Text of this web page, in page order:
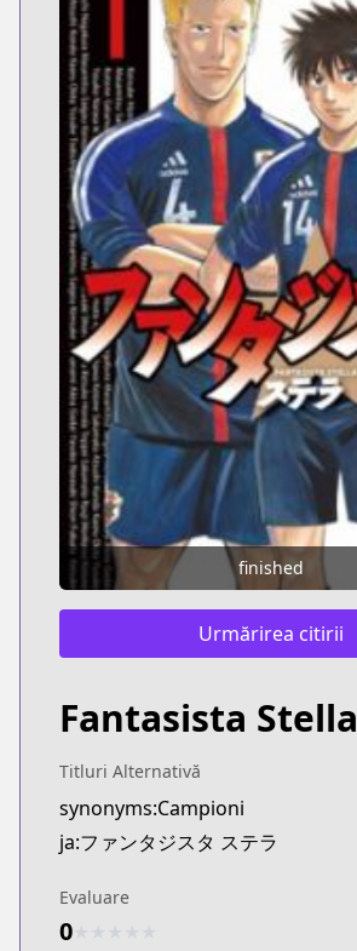
finished
Urmărirea citirii
Fantasista Stella
Titluri Alternativă
synonyms:Campioni
ja:ファンタジスタ ステラ
Evaluare
0